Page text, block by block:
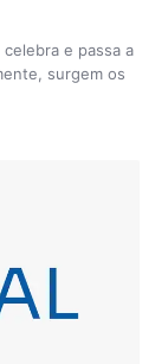
e passa a
surgem os